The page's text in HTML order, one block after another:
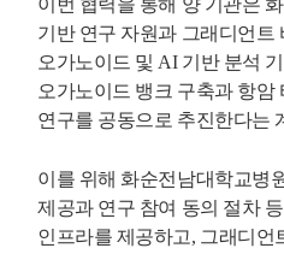
이번 협력을 통해 양 기관은
기반 연구 자원과 그래디언트
오가노이드 및 AI 기반 분석
오가노이드 뱅크 구축과 항암
연구를 공동으로 추진한다는
이를 위해 화순전남대학교병
제공과 연구 참여 동의 절차
인프라를 제공하고, 그래디언